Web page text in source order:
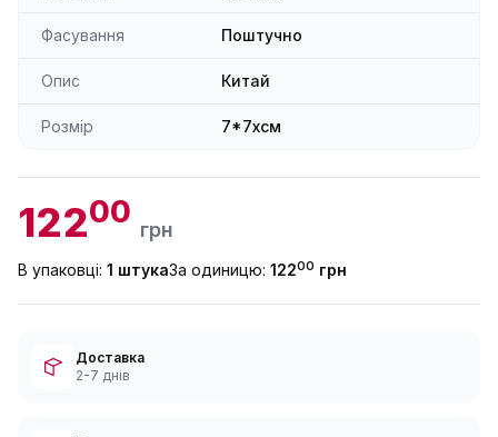
Фасування Поштучно
Опис Китай
Розмір 7*7xсм
12200 грн
В упаковці: 1 штукаЗа одиницю: 12200 грн
Доставка
2-7 днів